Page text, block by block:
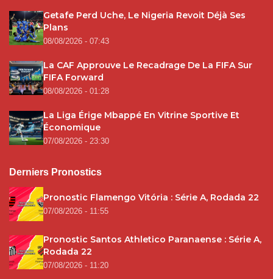
Getafe Perd Uche, Le Nigeria Revoit Déjà Ses
Plans
08/08/2026 - 07:43
La CAF Approuve Le Recadrage De La FIFA Sur
FIFA Forward
08/08/2026 - 01:28
La Liga Érige Mbappé En Vitrine Sportive Et
Économique
07/08/2026 - 23:30
Derniers Pronostics
Pronostic Flamengo Vitória : Série A, Rodada 22
07/08/2026 - 11:55
Pronostic Santos Athletico Paranaense : Série A,
Rodada 22
07/08/2026 - 11:20